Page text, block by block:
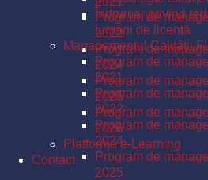
Program de
2022
Program de
2024
Program de
2025
Program de
2026
Platforma e-Learning
Contact
Îndrumar privind
lucrării de licență
Managementul Calităţii
Program de
2021
Program de
2022
Program de
2024
Program de
2025